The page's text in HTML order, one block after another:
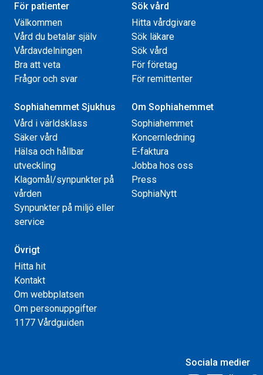
För patienter
Välkommen
Vård du betalar själv
Vårdavdelningen
Bra att veta
Frågor och svar
Sök vård
Hitta vårdgivare
Sök läkare
Sök vård
För företag
För remittenter
Sophiahemmet Sjukhus
Vård i världsklass
Säker vård
Hälsa och hållbar
utveckling
Klagomål/synpunkter på
vården
Synpunkter på miljö eller
service
Om Sophiahemmet
Sophiahemmet
Koncernledning
E-faktura
Jobba hos oss
Press
SophiaNytt
Övrigt
Hitta hit
Kontakt
Om webbplatsen
Om personuppgifter
1177 Vårdguiden
Sociala medier